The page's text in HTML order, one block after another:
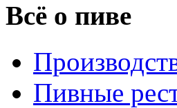
Всё о пиве
Пивные